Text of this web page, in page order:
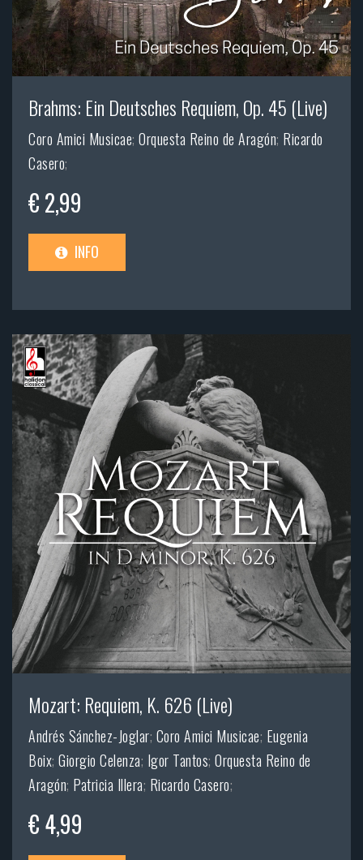
Brahms: Ein Deutsches Requiem, Op. 45 (Live)
Coro Amici Musicae; Orquesta Reino de Aragón; Ricardo
Casero;
€ 2,99
INFO
Mozart: Requiem, K. 626 (Live)
Andrés Sánchez-Joglar; Coro Amici Musicae; Eugenia
Boix; Giorgio Celenza; Igor Tantos; Orquesta Reino de
Aragón; Patricia Illera; Ricardo Casero;
€ 4,99